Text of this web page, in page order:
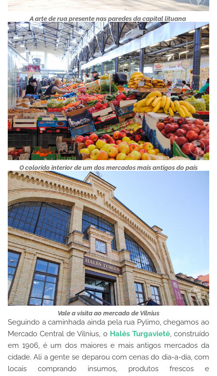
A arte de rua presente nas paredes da capital lituana
O colorido interior de um dos mercados mais antigos do país
Vale a visita ao mercado de Vilnius
Seguindo a caminhada ainda pela rua Pylimo, chegamos ao
Mercado Central de Vilnius, o Halės Turgavietė,construído
em 1906, é um dos maiores e mais antigos mercados da
cidade. Ali a gente se deparou com cenas do dia-a-dia, com
locais comprando insumos, produtos frescos e